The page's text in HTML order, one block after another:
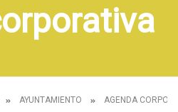
AYUNTAMIENTO AGENDA